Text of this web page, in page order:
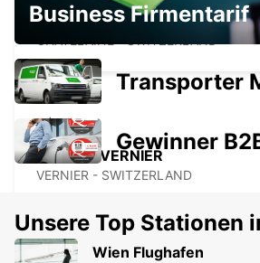
GENF CHATELAINE
GENEVA VERNIER
VERNIER - SWITZERLAND
Business Firmentarif
Transporter
Gewinner
Unsere Top Stationen
Wien Flughafen